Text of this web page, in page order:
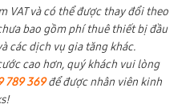
VAT và có thể được thay đổi theo
bao gồm phí thuê thiết bị đầu
các dịch vụ gia tăng khác.
cao hơn, quý khách vui lòng
789 369để được nhân viên kinh